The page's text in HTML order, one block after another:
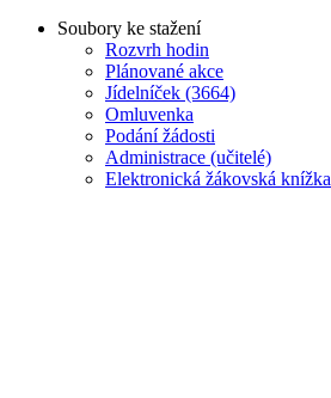
Soubory ke stažení
Rozvrh hodin
Plánované akce
Jídelníček (3664)
Omluvenka
Podání žádosti
Administrace (učitelé)
Elektronická žákovská knížka